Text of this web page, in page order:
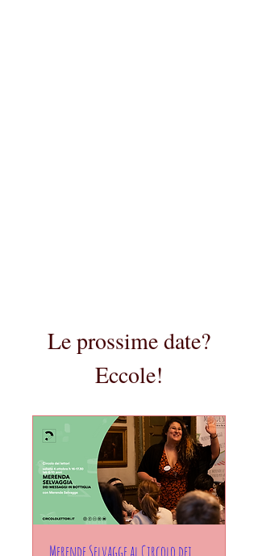
Le prossime date?
Eccole!
Merende Selvagge al Circolo dei